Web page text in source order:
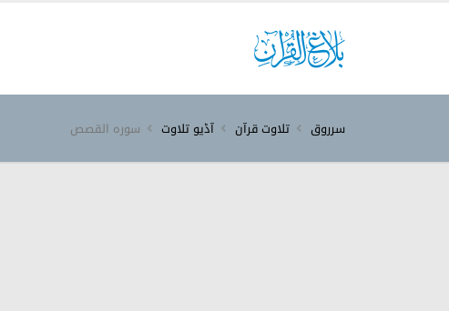
سرروق تلاوت قرآن آڈیو تلاوت سورہ ‎القصص‎